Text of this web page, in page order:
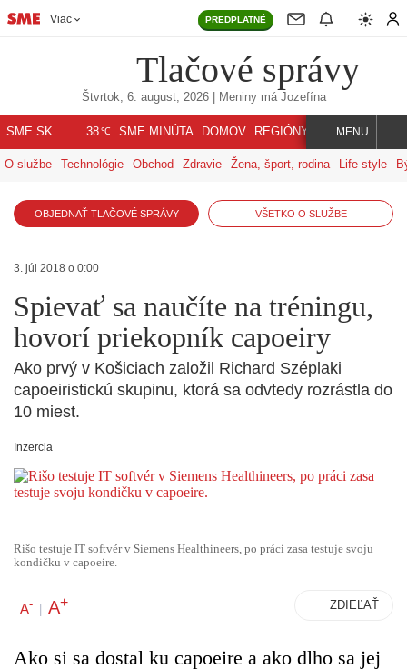
Viac PREDPLATNÉ
Tlačové správy
Štvrtok, 6. august, 2026| Meniny má Jozefína
SME.SK 38℃ SME MINÚTA DOMOV REGIÓNY INDEX SVET
MENU
O službe Technológie Obchod Zdravie Žena, šport, rodina Life style
OBJEDNAŤ TLAČOVÉ SPRÁVY VŠETKO O SLUŽBE
3. júl 2018 o 0:00
Spievať sa naučíte na tréningu,
hovorí priekopník capoeiry
Ako prvý v Košiciach založil Richard Széplaki
capoeiristickú skupinu, ktorá sa odvtedy rozrástla do
10 miest.
Inzercia
Rišo testuje IT softvér v Siemens Healthineers, po práci zasa testuje svoju
kondičku v capoeire.
A- | A+ ZDIEĽAŤ
Ako si sa dostal ku capoeire a ako dlho sa jej